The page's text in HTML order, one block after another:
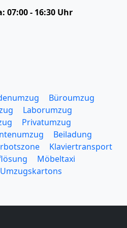
07:00 - 16:30 Uhr
Büroumzug
Laborumzug
Privatumzug
Beiladung
Klaviertransport
Möbeltaxi
Umzugskartons